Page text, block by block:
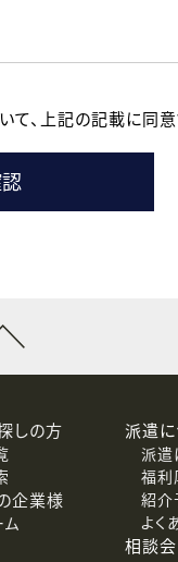
します。
す。
を委託する場合があ
加または削除、利
て、 上記の記載に同意
しの方
企業様
ム
派遣
派遣
福利
紹介
よく
相談会